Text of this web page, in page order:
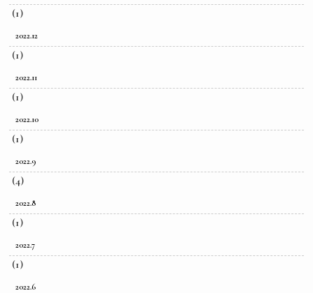
(1)
2022.12
(1)
2022.11
(1)
2022.10
(1)
2022.9
(4)
2022.8
(1)
2022.7
(1)
2022.6